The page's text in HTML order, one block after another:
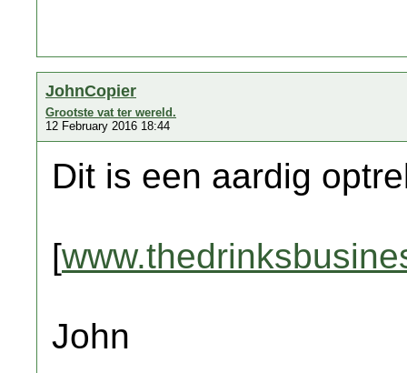
JohnCopier
Grootste vat ter wereld.
12 February 2016 18:44
Dit is een aardig
[
John